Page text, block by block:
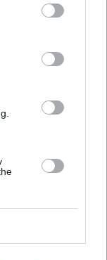
ΝΟΔΕ
του μετ ...